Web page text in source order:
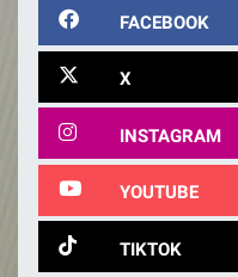
FACEBOOK
X
INSTAGRAM
YOUTUBE
TIKTOK